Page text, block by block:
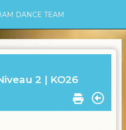
DANCE TEAM
2 | KO26